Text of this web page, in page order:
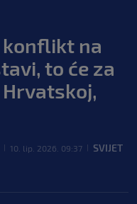
konflikt na
to će za
Hrvatskoj,
10. lip. 2026. 09:37 SVIJET